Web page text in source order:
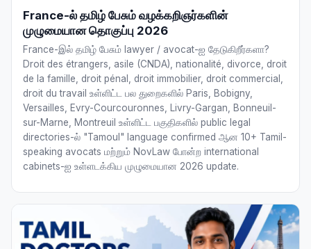
France-ல் தமிழ் பேசும் வழக்கறிஞர்களின்
முழுமையான தொகுப்பு 2026
France-இல் தமிழ் பேசும் lawyer / avocat-ஐ தேடுகிறீர்களா?
Droit des étrangers, asile (CNDA), nationalité, divorce, droit
de la famille, droit pénal, droit immobilier, droit commercial,
droit du travail உள்ளிட்ட பல துறைகளில் Paris, Bobigny,
Versailles, Evry-Courcouronnes, Livry-Gargan, Bonneuil-
sur-Marne, Montreuil உள்ளிட்ட பகுதிகளில் public legal
directories-ல் "Tamoul" language confirmed ஆன 10+ Tamil-
speaking avocats மற்றும் NovLaw போன்ற international
cabinets-ஐ உள்ளடக்கிய முழுமையான 2026 update.